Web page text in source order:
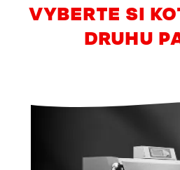
VYBERTE SI
DRUHU